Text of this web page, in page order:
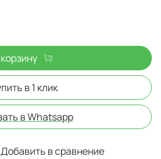
Добавить в сравнение
в 1 клик
в Whatsapp